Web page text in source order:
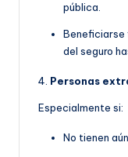
pública.
Beneficiarse
del seguro
4. Personas
Especialmente si:
No tienen